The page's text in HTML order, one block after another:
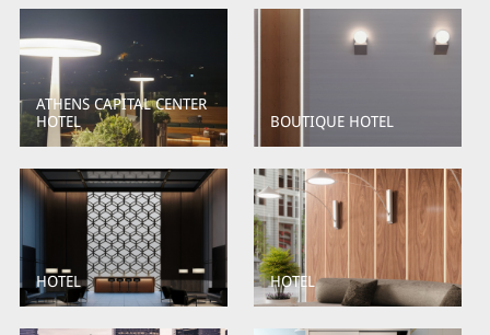
ATHENS CAPITAL CENTER
HOTEL
BOUTIQUE HOTEL
HOTEL HOTEL